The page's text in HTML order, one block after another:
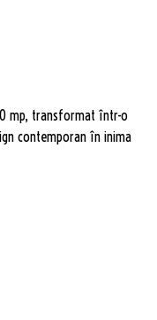
mp, transformat într-o
contemporan în inima